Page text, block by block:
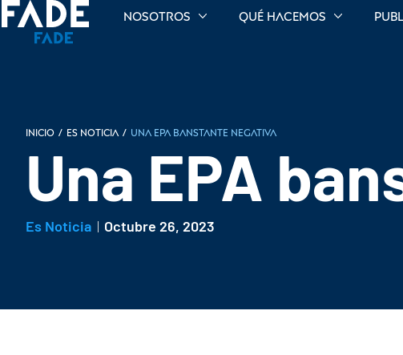
Nosotros Qué hacemos
INICIO / Es noticia / Una EPA banstante negativa
Una EPA
Es Noticia Octubre 26, 2023